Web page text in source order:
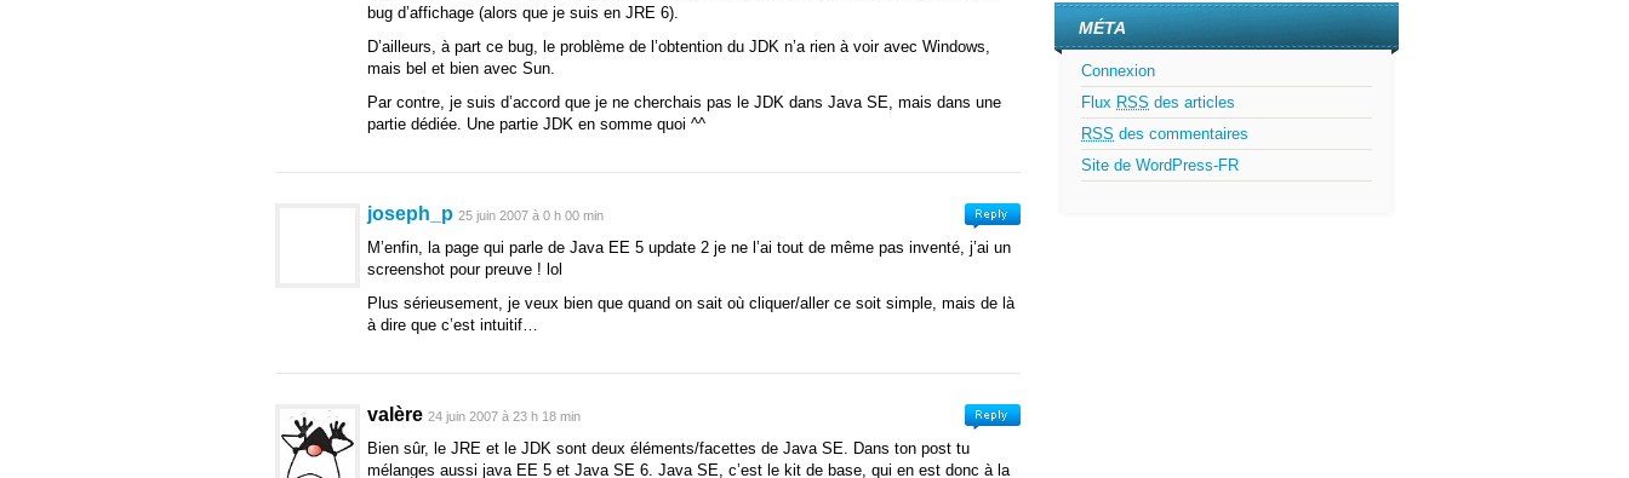
bug d’affichage (alors que je suis en JRE 6).
D’ailleurs, à part ce bug, le problème de l’obtention du JDK n’a rien à voir avec Windows,
mais bel et bien avec Sun.
Par contre, je suis d’accord que je ne cherchais pas le JDK dans Java SE, mais dans une
partie dédiée. Une partie JDK en somme quoi ^^
joseph_p 25 juin 2007 à 0 h 00 min
M’enfin, la page qui parle de Java EE 5 update 2 je ne l’ai tout de même pas inventé, j’ai un
screenshot pour preuve ! lol
Plus sérieusement, je veux bien que quand on sait où cliquer/aller ce soit simple, mais de là
à dire que c’est intuitif…
valère 24 juin 2007 à 23 h 18 min
Bien sûr, le JRE et le JDK sont deux éléments/facettes de Java SE. Dans ton post tu
mélanges aussi java EE 5 et Java SE 6. Java SE, c’est le kit de base, qui en est donc à la
MÉTA
Connexion
Flux RSS des articles
RSS des commentaires
Site de WordPress-FR